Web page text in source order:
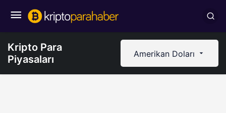
Kripto Para
Piyasaları
Amerikan Doları